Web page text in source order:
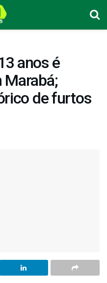
anos é
de furtos